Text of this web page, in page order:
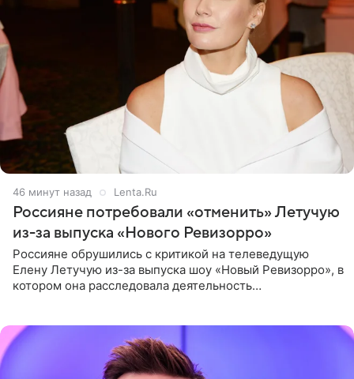
46 минут назад Lenta.Ru
Россияне потребовали «отменить» Летучую
из-за выпуска «Нового Ревизорро»
Россияне обрушились с критикой на телеведущую
Елену Летучую из-за выпуска шоу «Новый Ревизорро», в
котором она расследовала деятельность